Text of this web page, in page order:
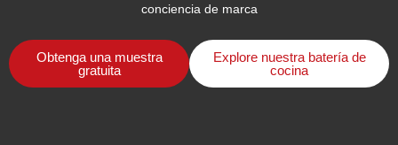
conciencia de marca
Obtenga una muestra
gratuita
Explore nuestra batería de
cocina